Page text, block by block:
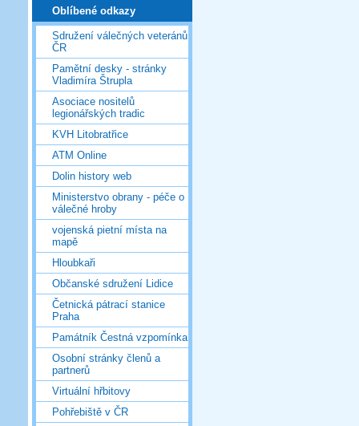
Oblíbené odkazy
Sdružení válečných veteránů
ČR
Pamětní desky - stránky
Vladimíra Štrupla
Asociace nositelů
legionářských tradic
KVH Litobratřice
ATM Online
Dolin history web
Ministerstvo obrany - péče o
válečné hroby
vojenská pietní místa na
mapě
Hloubkaři
Občanské sdružení Lidice
Četnická pátrací stanice
Praha
Památník Čestná vzpomínka
Osobní stránky členů a
partnerů
Virtuální hřbitovy
Pohřebiště v ČR